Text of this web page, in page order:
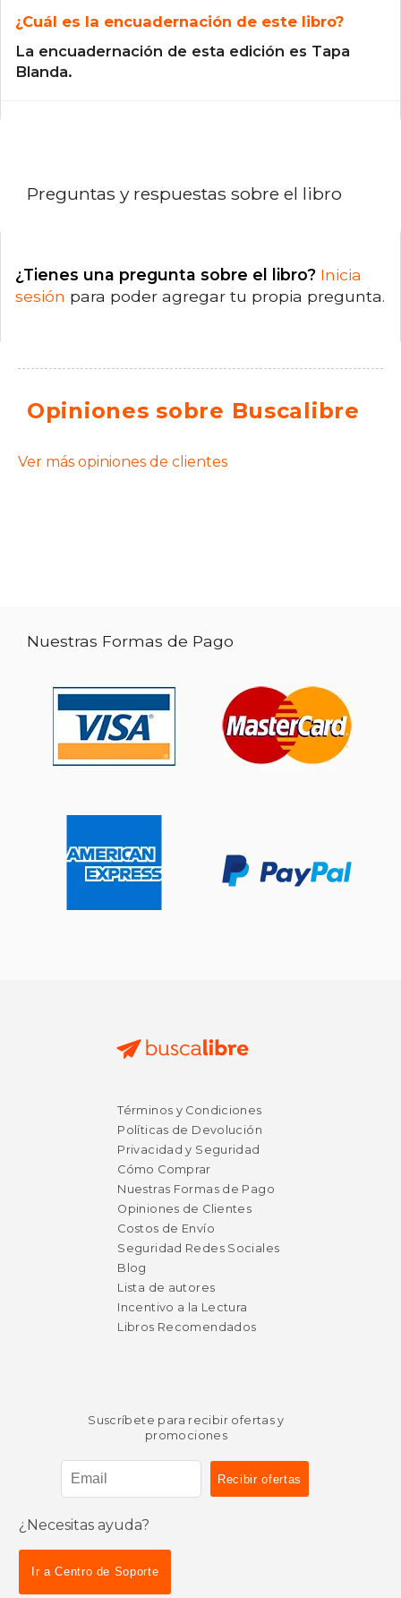
¿Cuál es la encuadernación de este libro?
La encuadernación de esta edición es Tapa
Blanda.
Preguntas y respuestas sobre el libro
¿Tienes una pregunta sobre el libro? Inicia
sesión para poder agregar tu propia pregunta.
Opiniones sobre Buscalibre
Ver más opiniones de clientes
Nuestras Formas de Pago
Términos y Condiciones
Políticas de Devolución
Privacidad y Seguridad
Cómo Comprar
Nuestras Formas de Pago
Opiniones de Clientes
Costos de Envío
Seguridad Redes Sociales
Blog
Lista de autores
Incentivo a la Lectura
Libros Recomendados
Suscríbete para recibir ofertas y
promociones
¿Necesitas ayuda?
Ir a Centro de Soporte